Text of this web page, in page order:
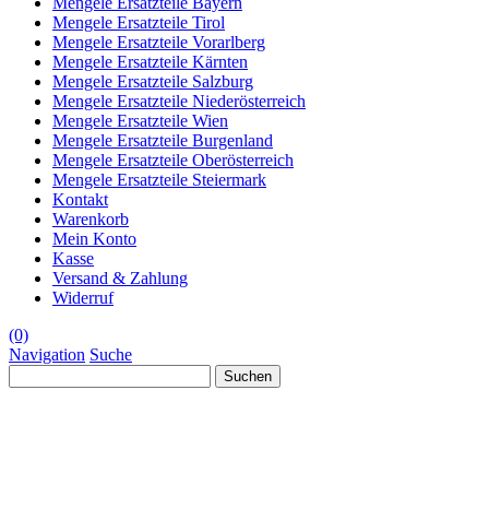
Mengele Ersatzteile Tirol
Mengele Ersatzteile Vorarlberg
Mengele Ersatzteile Kärnten
Mengele Ersatzteile Salzburg
Mengele Ersatzteile Niederösterreich
Mengele Ersatzteile Wien
Mengele Ersatzteile Burgenland
Mengele Ersatzteile Oberösterreich
Mengele Ersatzteile Steiermark
Kontakt
Warenkorb
Mein Konto
Kasse
Versand & Zahlung
Widerruf
(0)
Navigation Suche
nach: